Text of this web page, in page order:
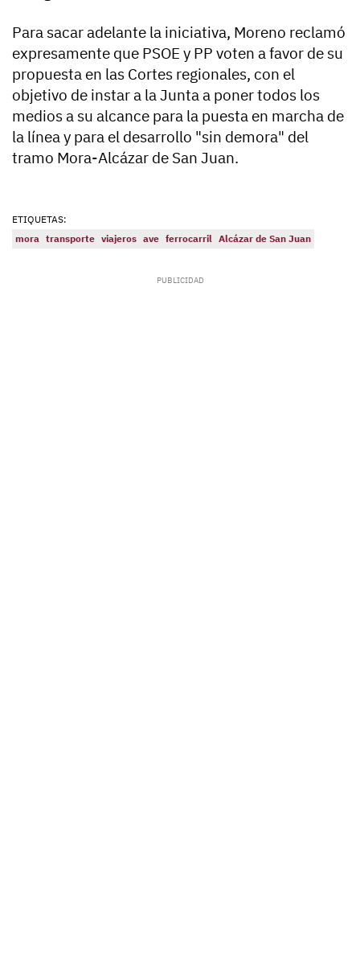
Para sacar adelante la iniciativa, Moreno reclamó
expresamente que PSOE y PP voten a favor de su
propuesta en las Cortes regionales, con el
objetivo de instar a la Junta a poner todos los
medios a su alcance para la puesta en marcha de
la línea y para el desarrollo "sin demora" del
tramo Mora-Alcázar de San Juan.
ETIQUETAS:
mora transporte viajeros ave ferrocarril Alcázar de San Juan